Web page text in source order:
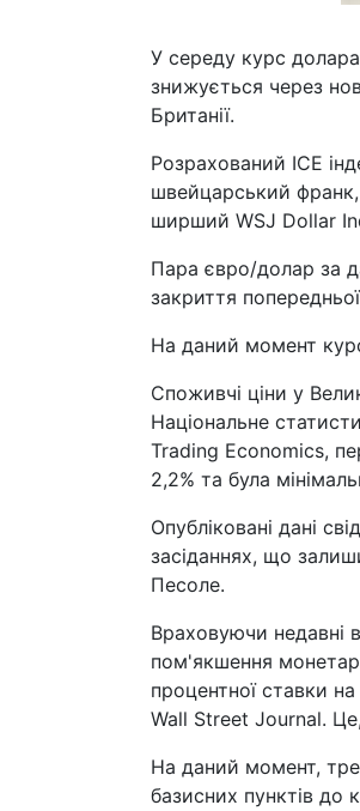
У середу курс
знижується через
Британії.
Розрахований ICE
швейцарський франк,
ширший WSJ Dollar
Пара євро/долар за
закриття попередньої
На даний момент
Споживчі ціни у
Національне
Trading Economics,
2,2% та була
Опубліковані дані
засіданнях, що
Песоле.
Враховуючи недавні
пом'якшення
процентної ставки
Wall Street Journal.
На даний момент,
базисних пунктів до